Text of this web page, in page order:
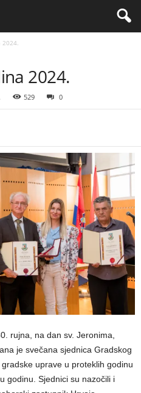
2024.
2024.
529 0
rujna, na dan sv. Jeronima,
je svečana sjednica Gradskog
uprave u proteklih godinu
godinu. Sjednici su nazočili i